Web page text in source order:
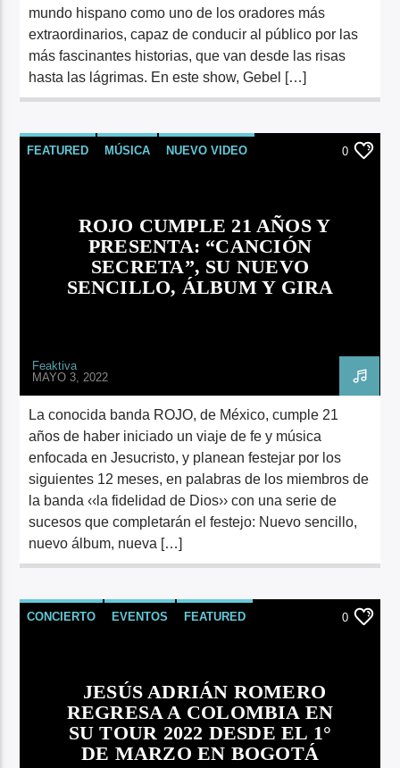
mundo hispano como uno de los oradores más
extraordinarios, capaz de conducir al público por las
más fascinantes historias, que van desde las risas
hasta las lágrimas. En este show, Gebel […]
FEATURED MÚSICA NUEVO VIDEO 0
ROJO CUMPLE 21 AÑOS Y
PRESENTA: “CANCIÓN
SECRETA”, SU NUEVO
SENCILLO, ÁLBUM Y GIRA
Feaktiva
MAYO 3, 2022
La conocida banda ROJO, de México, cumple 21
años de haber iniciado un viaje de fe y música
enfocada en Jesucristo, y planean festejar por los
siguientes 12 meses, en palabras de los miembros de
la banda ‹‹la fidelidad de Dios›› con una serie de
sucesos que completarán el festejo: Nuevo sencillo,
nuevo álbum, nueva […]
CONCIERTO EVENTOS FEATURED 0
JESÚS ADRIÁN ROMERO
REGRESA A COLOMBIA EN
SU TOUR 2022 DESDE EL 1°
DE MARZO EN BOGOTÁ